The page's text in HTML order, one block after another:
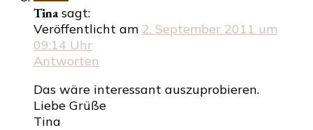
Tina sagt:
Veröffentlicht am 2. September 2011 um
09:14 Uhr
Antworten
Das wäre interessant auszuprobieren.
Liebe Grüße
Tina